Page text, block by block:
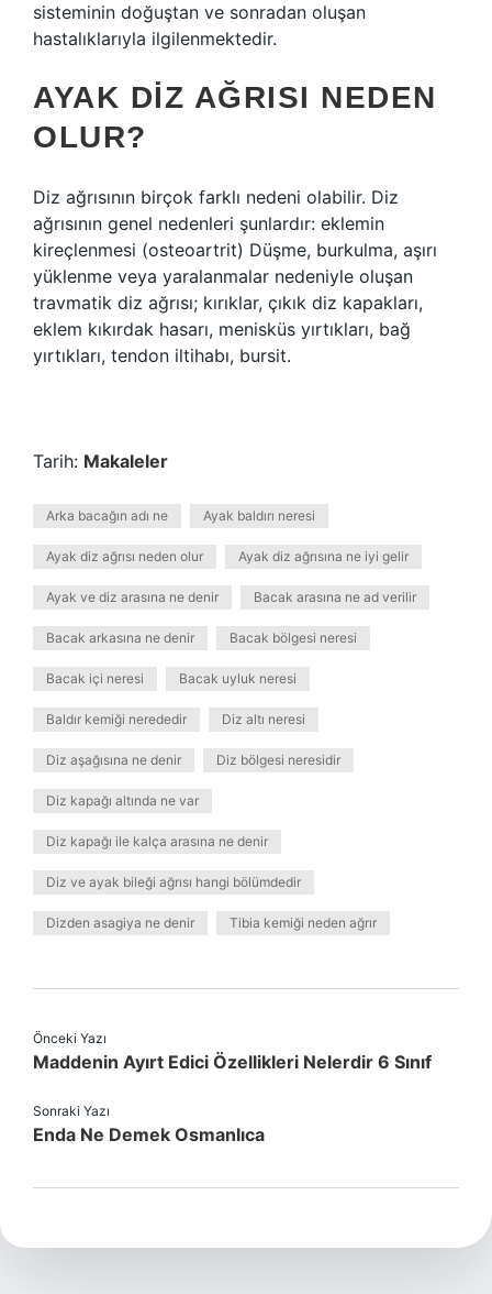
sisteminin doğuştan ve sonradan oluşan
hastalıklarıyla ilgilenmektedir.
AYAK DIZ AĞRISI NEDEN
OLUR?
Diz ağrısının birçok farklı nedeni olabilir. Diz
ağrısının genel nedenleri şunlardır: eklemin
kireçlenmesi (osteoartrit) Düşme, burkulma, aşırı
yüklenme veya yaralanmalar nedeniyle oluşan
travmatik diz ağrısı; kırıklar, çıkık diz kapakları,
eklem kıkırdak hasarı, menisküs yırtıkları, bağ
yırtıkları, tendon iltihabı, bursit.
Tarih: Makaleler
Arka bacağın adı ne Ayak baldırı neresi
Ayak diz ağrısı neden olur Ayak diz ağrısına ne iyi gelir
Ayak ve diz arasına ne denir Bacak arasına ne ad verilir
Bacak arkasına ne denir Bacak bölgesi neresi
Bacak içi neresi Bacak uyluk neresi
Baldır kemiği nerededir Diz altı neresi
Diz aşağısına ne denir Diz bölgesi neresidir
Diz kapağı altında ne var
Diz kapağı ile kalça arasına ne denir
Diz ve ayak bileği ağrısı hangi bölümdedir
Dizden asagiya ne denir Tibia kemiği neden ağrır
Önceki Yazı
Maddenin Ayırt Edici Özellikleri Nelerdir 6 Sınıf
Sonraki Yazı
Enda Ne Demek Osmanlıca